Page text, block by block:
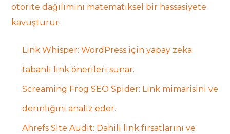
otorite dağılımını matematiksel bir hassasiyete
kavuşturur.
Link Whisper: WordPress için yapay zeka
tabanlı link önerileri sunar.
Screaming Frog SEO Spider: Link mimarisini ve
derinliğini analiz eder.
Ahrefs Site Audit: Dahili link fırsatlarını ve